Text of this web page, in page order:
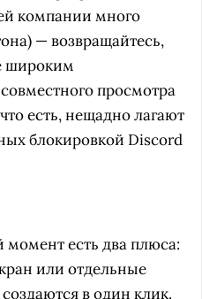
компании много
— возвращайтесь,
широким
просмотра
есть, нещадно лагают
блокировкой Discord
есть два плюса:
или отдельные
в один клик.